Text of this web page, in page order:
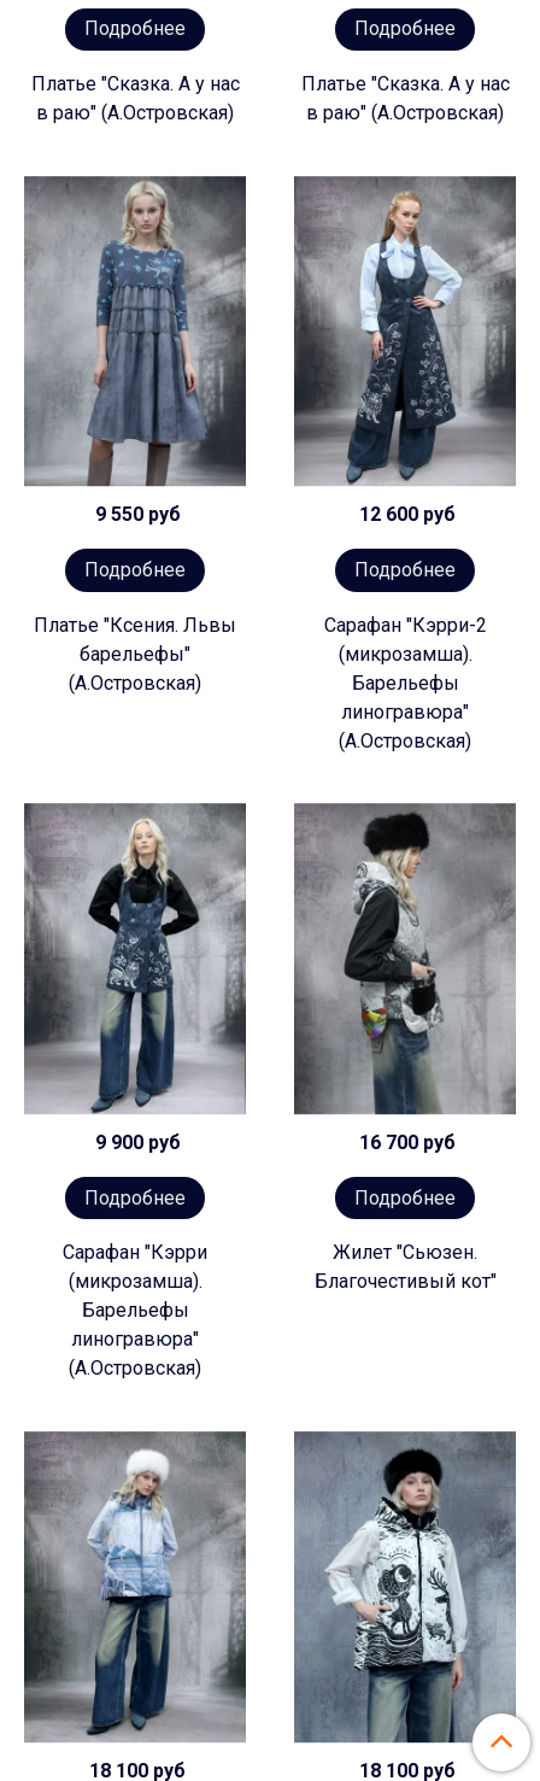
Подробнее
Платье "Сказка. А у нас
в раю" (А.Островская)
Подробнее
Платье "Сказка. А у нас
в раю" (А.Островская)
9 550 руб
Подробнее
Платье "Ксения. Львы
барельефы"
(А.Островская)
12 600 руб
Подробнее
Сарафан "Кэрри-2
(микрозамша).
Барельефы
линогравюра"
(А.Островская)
9 900 руб
Подробнее
Сарафан "Кэрри
(микрозамша).
Барельефы
линогравюра"
(А.Островская)
16 700 руб
Подробнее
Жилет "Сьюзен.
Благочестивый кот"
18 100 руб 18 100 руб